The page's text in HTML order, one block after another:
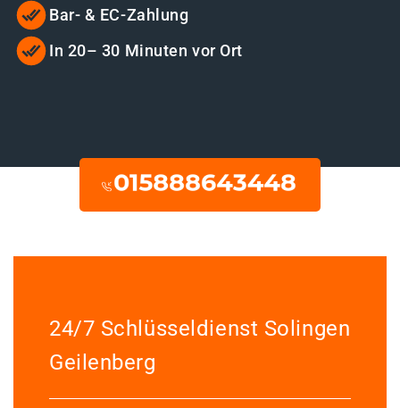
Bar- & EC-Zahlung
In 20– 30 Minuten vor Ort
24/7 Schlüsseldienst Solingen
Geilenberg